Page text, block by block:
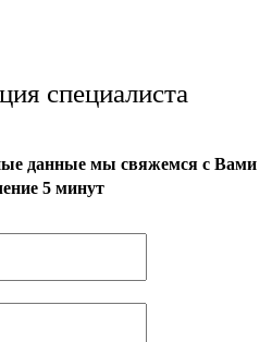
специалиста
данные мы свяжемся с Вами
5 минут